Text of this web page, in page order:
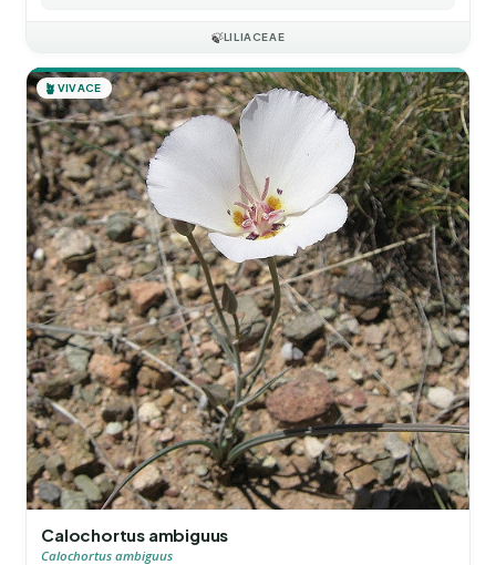
🍃LILIACEAE
🪴 VIVACE
Calochortus ambiguus
Calochortus ambiguus